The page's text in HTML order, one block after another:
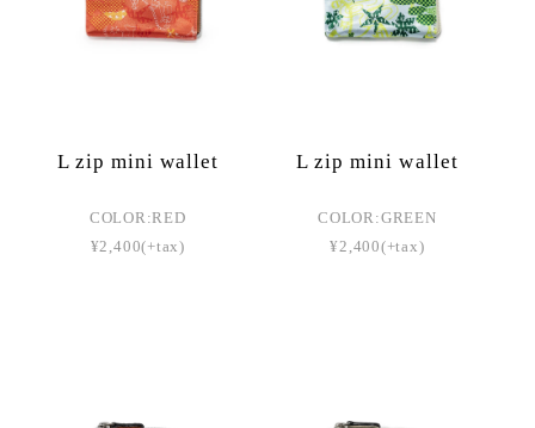
L zip mini wallet
COLOR:RED
¥2,400(+tax)
L zip mini wallet
COLOR:GREEN
¥2,400(+tax)